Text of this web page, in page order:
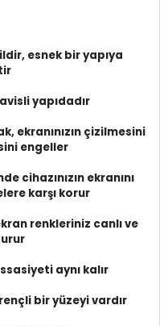
esnek bir yapıya
yapıdadır
ekranınızın çizilmesini
engeller
cihazınızın ekranını
karşı korur
renkleriniz canlı ve
aynı kalır
bir yüzeyi vardır